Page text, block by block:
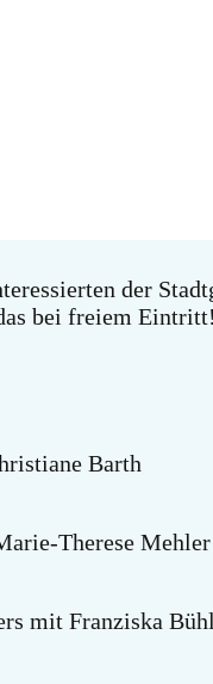
der
bei freiem Eintritt!
Barth
Therese Mehler
mit Franziska Bühl